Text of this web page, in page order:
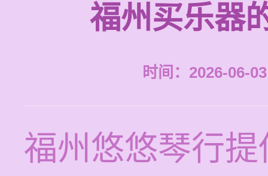
福州买乐器
时间：2026-06-
福州悠悠琴行